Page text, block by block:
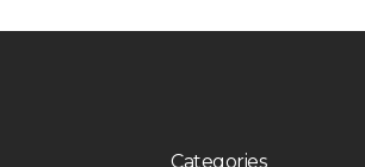
Categories